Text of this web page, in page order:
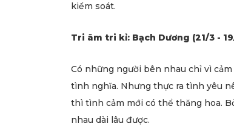
kiểm soát.
Tri âm tri kỉ: Bạch Dương (21/3 -
Có những người bên nhau chỉ vì
tình nghĩa. Nhưng thực ra tình yêu
thì tình cảm mới có thể thăng hoa.
nhau dài lâu được.